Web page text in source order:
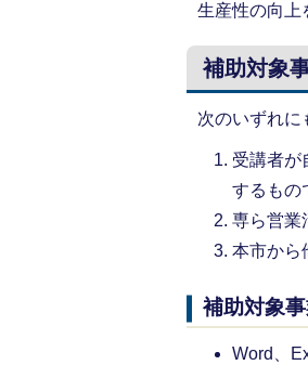
生産性の向上
補助対象
次のいずれに
受講者が
するもの
専ら営業
本市から
補助対象事
Word、